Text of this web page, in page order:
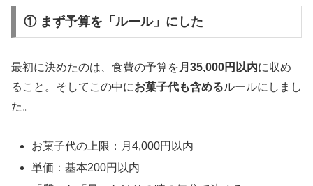
① まず予算を「ルール」にした
最初に決めたのは、食費の予算を 月35,000円以内に収め
ること。そしてこの中にお菓子代も含めるルールにしまし
た。
お菓子代の上限：月4,000円以内
単価：基本200円以内